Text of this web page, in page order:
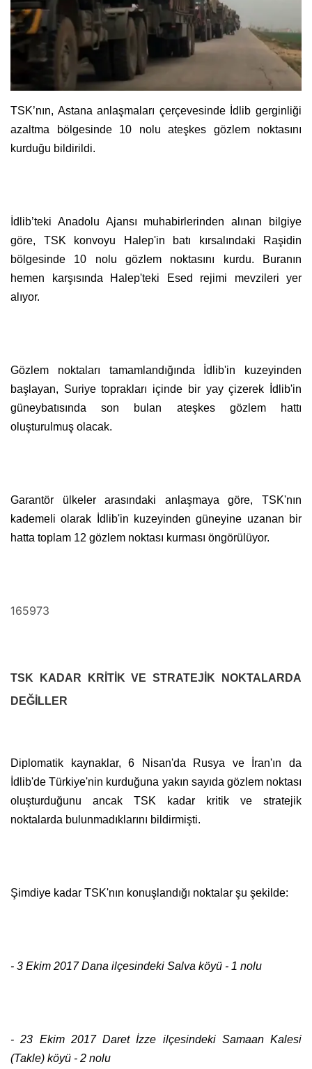
TSK’nın, Astana anlaşmaları çerçevesinde İdlib gerginliği
azaltma bölgesinde 10 nolu ateşkes gözlem noktasını
kurduğu bildirildi.
İdlib’teki Anadolu Ajansı muhabirlerinden alınan bilgiye
göre, TSK konvoyu Halep'in batı kırsalındaki Raşidin
bölgesinde 10 nolu gözlem noktasını kurdu. Buranın
hemen karşısında Halep'teki Esed rejimi mevzileri yer
alıyor.
Gözlem noktaları tamamlandığında İdlib'in kuzeyinden
başlayan, Suriye toprakları içinde bir yay çizerek İdlib'in
güneybatısında son bulan ateşkes gözlem hattı
oluşturulmuş olacak.
Garantör ülkeler arasındaki anlaşmaya göre, TSK'nın
kademeli olarak İdlib'in kuzeyinden güneyine uzanan bir
hatta toplam 12 gözlem noktası kurması öngörülüyor.
165973
TSK KADAR KRİTİK VE STRATEJİK NOKTALARDA
DEĞİLLER
Diplomatik kaynaklar, 6 Nisan'da Rusya ve İran'ın da
İdlib'de Türkiye'nin kurduğuna yakın sayıda gözlem noktası
oluşturduğunu ancak TSK kadar kritik ve stratejik
noktalarda bulunmadıklarını bildirmişti.
Şimdiye kadar TSK'nın konuşlandığı noktalar şu şekilde:
- 3 Ekim 2017 Dana ilçesindeki Salva köyü - 1 nolu
- 23 Ekim 2017 Daret İzze ilçesindeki Samaan Kalesi
(Takle) köyü - 2 nolu